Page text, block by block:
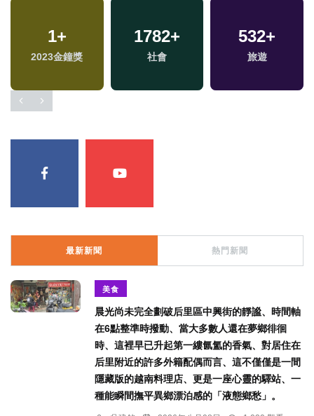
1+
2023金鐘獎
1782+
社會
532+
旅遊
最新新聞 熱門新聞
美食
晨光尚未完全劃破后里區中興街的靜謐、時間軸
在6點整準時撥動、當大多數人還在夢鄉徘徊
時、這裡早已升起第一縷氤氳的香氣、對居住在
后里附近的許多外籍配偶而言、這不僅僅是一間
隱藏版的越南料理店、更是一座心靈的驛站、一
種能瞬間撫平異鄉漂泊感的「液態鄉愁」。